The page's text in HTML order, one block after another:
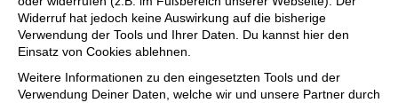
Widerruf hat jedoch keine Auswirkung auf die bisherige
Verwendung der Tools und Ihrer Daten. Du kannst hier den
Einsatz von Cookies ablehnen.
Weitere Informationen zu den eingesetzten Tools und der
Verwendung Deiner Daten, welche wir und unsere Partner durch